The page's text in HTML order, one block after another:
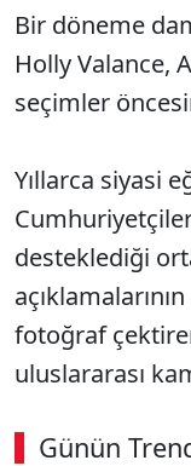
Bir döneme
Holly Valance,
seçimler
Yıllarca siyasi
desteklediği
fotoğraf
uluslararası
Günün